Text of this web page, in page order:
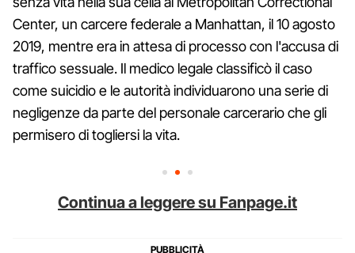
Center, un carcere federale a Manhattan, il 10 agosto
2019, mentre era in attesa di processo con l'accusa di
traffico sessuale. Il medico legale classificò il caso
come suicidio e le autorità individuarono una serie di
negligenze da parte del personale carcerario che gli
permisero di togliersi la vita.
Continua a leggere su Fanpage.it